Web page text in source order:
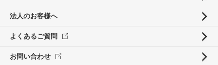
法人のお客様へ
よくあるご質問
お問い合わせ